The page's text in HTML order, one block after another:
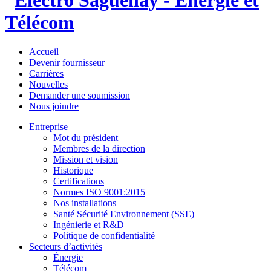
Accueil
Devenir fournisseur
Carrières
Nouvelles
Demander une soumission
Nous joindre
Entreprise
Mot du président
Membres de la direction
Mission et vision
Historique
Certifications
Normes ISO 9001:2015
Nos installations
Santé Sécurité Environnement (SSE)
Ingénierie et R&D
Politique de confidentialité
Secteurs d’activités
Énergie
Télécom